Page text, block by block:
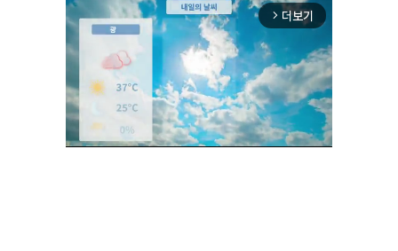
arrow_forward_ios 더보기